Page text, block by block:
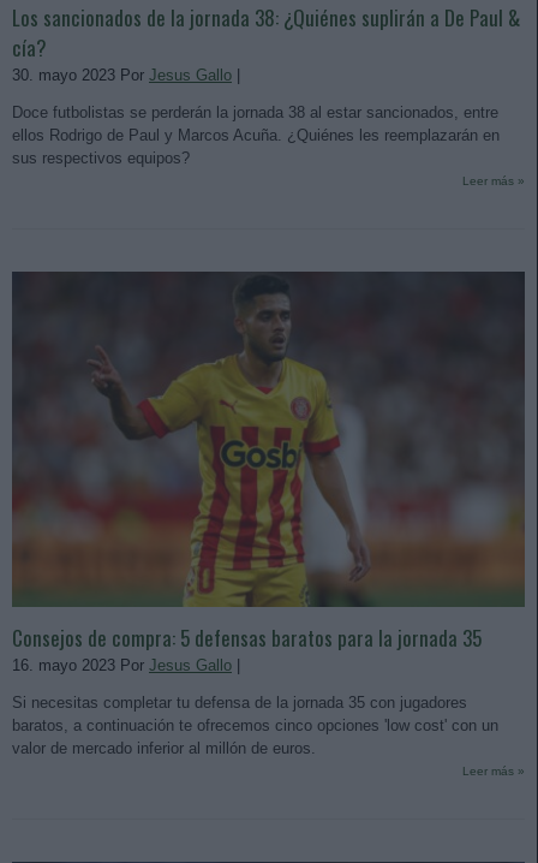
Los sancionados de la jornada 38: ¿Quiénes suplirán a De Paul &
cía?
30. mayo 2023 Por Jesus Gallo
Doce futbolistas se perderán la jornada 38 al estar sancionados, entre
ellos Rodrigo de Paul y Marcos Acuña. ¿Quiénes les reemplazarán en
sus respectivos equipos?
Leer más »
Consejos de compra: 5 defensas baratos para la jornada 35
16. mayo 2023 Por Jesus Gallo
Si necesitas completar tu defensa de la jornada 35 con jugadores
baratos, a continuación te ofrecemos cinco opciones 'low cost' con un
valor de mercado inferior al millón de euros.
Leer más »